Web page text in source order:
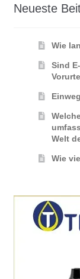
Neueste
Wie
Sind
Welt
Wie